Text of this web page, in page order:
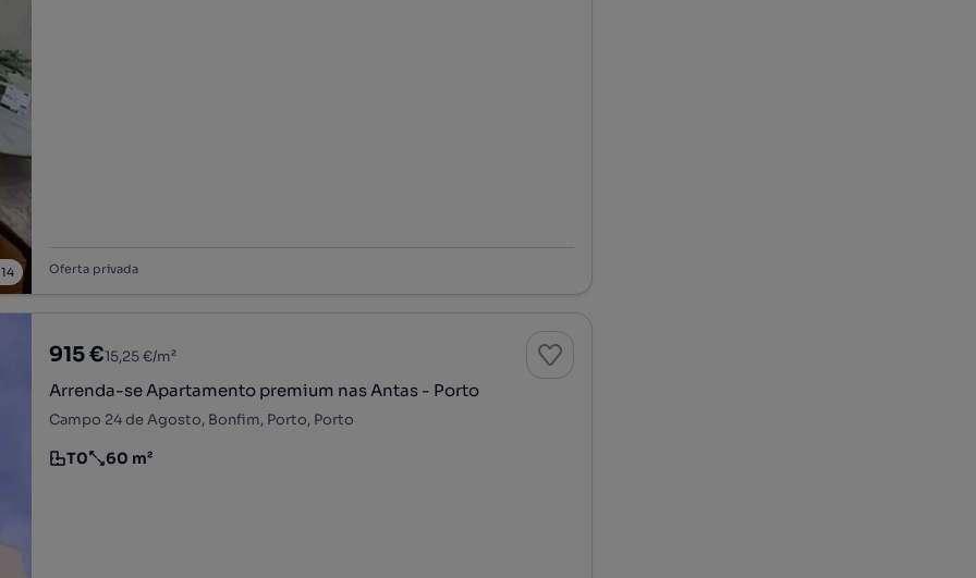
14 Oferta privada
915 €15,25 €/m²
Arrenda-se Apartamento premium nas Antas - Porto
Campo 24 de Agosto, Bonfim, Porto, Porto
Tipologia
T0
Preço por metro quadrado
60 m²